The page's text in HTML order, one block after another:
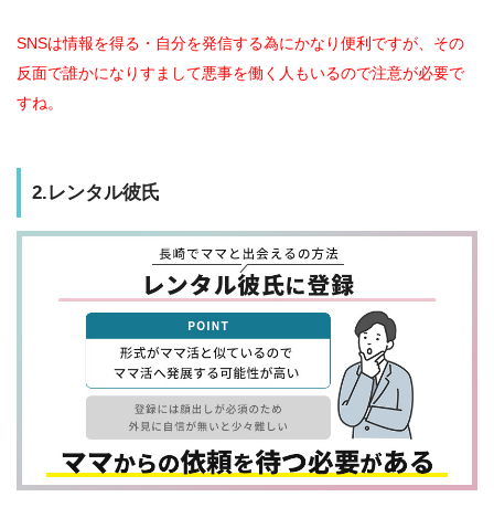
SNSは情報を得る・自分を発信する為にかなり便利ですが、その
反面で誰かになりすまして悪事を働く人もいるので注意が必要で
すね。
2.レンタル彼氏